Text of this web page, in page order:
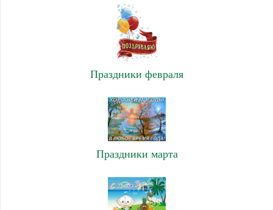
Праздники февраля
Праздники марта